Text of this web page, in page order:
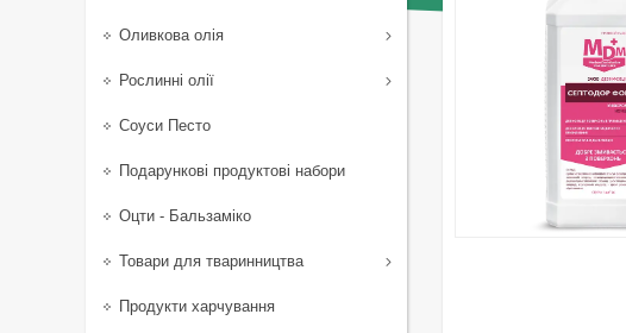
Оливкова олія
Рослинні олії
Соуси Песто
Подарункові продуктові набори
Оцти - Бальзаміко
Товари для тваринництва
Продукти харчування